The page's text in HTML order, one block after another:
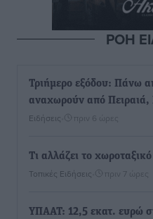
ΡΟΗ
Τριήμερο εξόδου: Πάνω
αναχωρούν από
Ειδήσεις πριν 6 ώρες
Τι αλλάζει το
Τοπικές Ειδήσεις πριν 7 ώρες
ΥΠΑΑΤ: 12,5 εκατ. ευρώ